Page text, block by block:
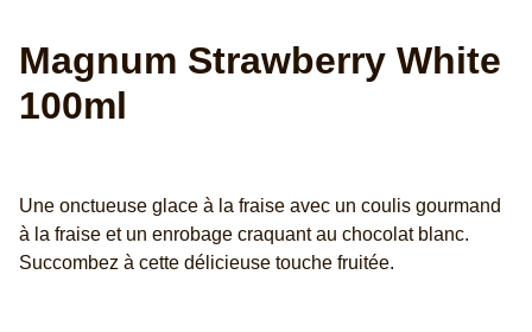
Magnum Strawberry White
100ml
Une onctueuse glace à la fraise avec un coulis gourmand
à la fraise et un enrobage craquant au chocolat blanc.
Succombez à cette délicieuse touche fruitée.